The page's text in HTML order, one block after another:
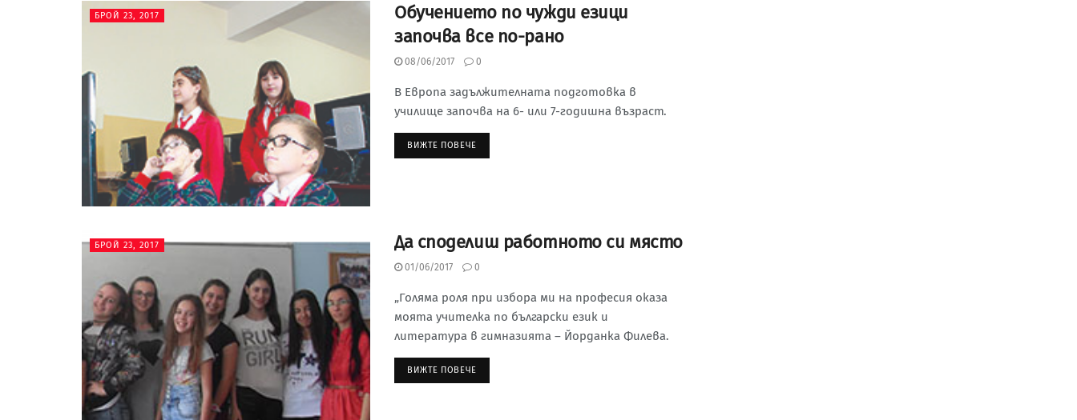
БРОЙ 23, 2017
Обучението по чужди езици
започва все по-рано
08/06/2017 0
В Европа задължителната подготовка в
училище започва на 6- или 7-годишна възраст.
ВИЖТЕ ПОВЕЧЕ
БРОЙ 23, 2017 Да споделиш работното си място
01/06/2017 0
„Голяма роля при избора ми на професия оказа
моята учителка по български език и
литература в гимназията – Йорданка Филева.
ВИЖТЕ ПОВЕЧЕ